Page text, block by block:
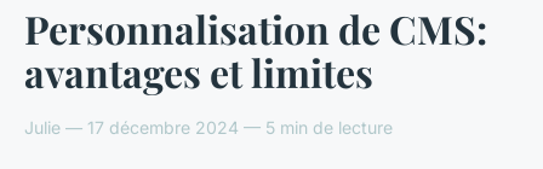
Personnalisation de CMS:
avantages et limites
Julie — 17 décembre 2024 — 5 min de lecture